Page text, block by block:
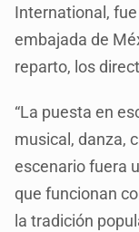
International,
embajada de
reparto, los
“La puesta en
musical, danza,
escenario fuera
que funcionan
la tradición